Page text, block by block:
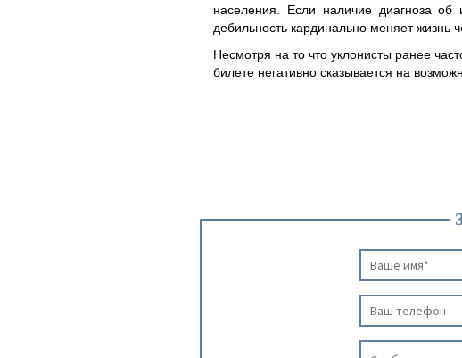
населения. Если наличие диагноза
дебильность кардинально меняет жизнь
Несмотря на то что уклонисты ранее
билете негативно сказывается на